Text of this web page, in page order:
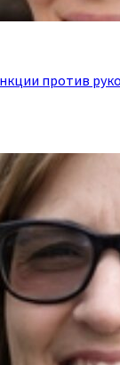
против